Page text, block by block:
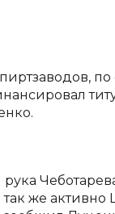
рука
же